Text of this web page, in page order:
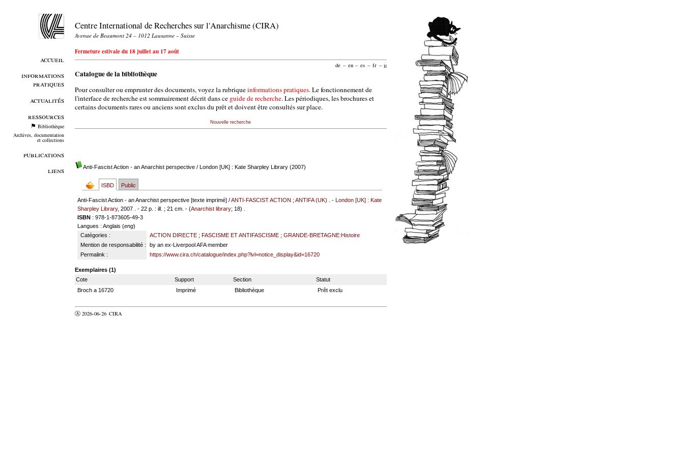
accueil
informations
pratiques
actualités
ressources
Bibliothèque
Archives, documentation
et collections
publications
liens
Centre International de Recherches sur l'Anarchisme (CIRA)
Avenue de Beaumont 24 – 1012 Lausanne – Suisse
Fermeture estivale du 18 juillet au 17 août
de – en – es – fr – it
Catalogue de la bibliothèque
Pour consulter ou emprunter des documents, voyez la rubriqueinformations pratiques. Le fonctionnement de
l'interface de recherche est sommairement décrit dans ce guide de recherche. Les périodiques, les brochures et
certains documents rares ou anciens sont exclus du prêt et doivent être consultés sur place.
Nouvelle recherche
Anti-Fascist Action - an Anarchist perspective/ London [UK] : Kate Sharpley Library (2007)
ISBD Public
Anti-Fascist Action - an Anarchist perspective [texte imprimé] /ANTI-FASCIST ACTION ;ANTIFA (UK) . -London [UK] : Kate
Sharpley Library, 2007 . - 22 p. : ill. ; 21 cm. - (Anarchist library; 18) .
ISBN : 978-1-873605-49-3
Langues : Anglais (eng)
Catégories :
ACTION DIRECTE; FASCISME ET ANTIFASCISME; GRANDE-BRETAGNE:Histoire
Mention de responsabilité :
by an ex-Liverpool AFA member
Permalink :
https://www.cira.ch/catalogue/index.php?lvl=notice_display&id=16720
Exemplaires (1)
Cote
Support Section
Statut
Broch a 16720
Imprimé Bibliothèque Prêt exclu
Ⓐ 2026-06-26 CIRA